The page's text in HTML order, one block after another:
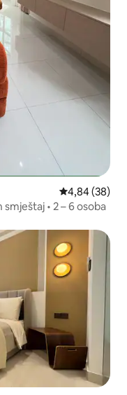
Prosječna
4,84 (38)
• 2 – 6 osoba